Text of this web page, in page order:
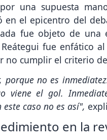
una supuesta
en el epicentro del
fue objeto de una
fue enfático
no cumplir el criterio
porque no es
viene el gol.
caso no es así",
en la